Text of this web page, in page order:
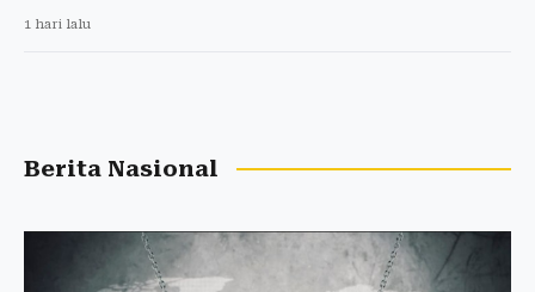
1 hari lalu
Berita Nasional